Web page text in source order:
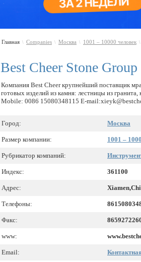
Главная \ Companies \ Москва \ 1001 – 10000 человек \
Best Cheer Stone Group
Компания Best Cheer крупнейший поставщик
готовых изделий из камня: лестницы из
Mobile: 0086 15080348115 E-
Город: Москва
Размер компании: 1001 –
Рубрикатор компаний:
Индекс: 361100
Адрес:
Телефоны:
Факс:
www:
Email: